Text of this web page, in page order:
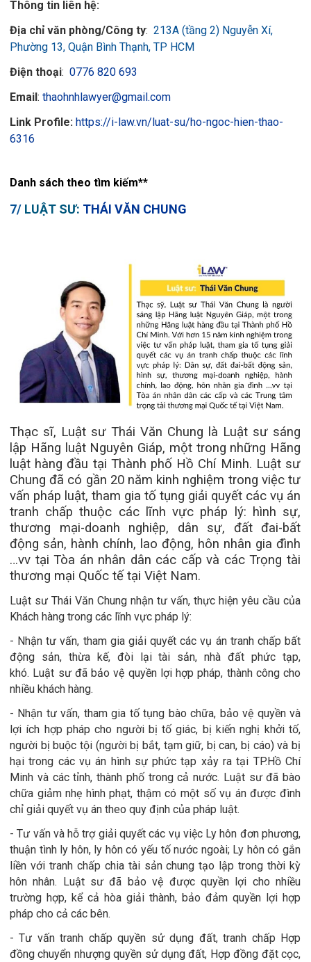
Thông tin liên hệ:
Địa chỉ văn phòng/Công ty: 213A (tầng 2) Nguyễn Xí,
Phường 13, Quận Bình Thạnh, TP HCM
Điện thoại: 0776 820 693
Email: thaohnhlawyer@gmail.com
Link Profile: https://i-law.vn/luat-su/ho-ngoc-hien-thao-
6316
Danh sách theo tìm kiếm**
7/ LUẬT SƯ: THÁI VĂN CHUNG
Thạc sĩ, Luật sư Thái Văn Chung là Luật sư sáng
lập Hãng luật Nguyên Giáp, một trong những Hãng
luật hàng đầu tại Thành phố Hồ Chí Minh. Luật sư
Chung đã có gần 20 năm kinh nghiệm trong việc tư
vấn pháp luật, tham gia tố tụng giải quyết các vụ án
tranh chấp thuộc các lĩnh vực pháp lý: hình sự,
thương mại-doanh nghiệp, dân sự, đất đai-bất
động sản, hành chính, lao động, hôn nhân gia đình
…vv tại Tòa án nhân dân các cấp và các Trọng tài
thương mại Quốc tế tại Việt Nam.
Luật sư Thái Văn Chung nhận tư vấn, thực hiện yêu cầu của
Khách hàng trong các lĩnh vực pháp lý:
- Nhận tư vấn, tham gia giải quyết các vụ án tranh chấp bất
động sản, thừa kế, đòi lại tài sản, nhà đất phức tạp,
khó. Luật sư đã bảo vệ quyền lợi hợp pháp, thành công cho
nhiều khách hàng.
- Nhận tư vấn, tham gia tố tụng bào chữa, bảo vệ quyền và
lợi ích hợp pháp cho người bị tố giác, bị kiến nghị khởi tố,
người bị buộc tội (người bị bắt, tạm giữ, bị can, bị cáo) và bị
hại trong các vụ án hình sự phức tạp xảy ra tại TP.Hồ Chí
Minh và các tỉnh, thành phố trong cả nước. Luật sư đã bào
chữa giảm nhẹ hình phạt, thậm có một số vụ án được đình
chỉ giải quyết vụ án theo quy định của pháp luật.
- Tư vấn và hỗ trợ giải quyết các vụ việc Ly hôn đơn phương,
thuận tình ly hôn, ly hôn có yếu tố nước ngoài; Ly hôn có gắn
liền với tranh chấp chia tài sản chung tạo lập trong thời kỳ
hôn nhân. Luật sư đã bảo vệ được quyền lợi cho nhiều
trường hợp, kể cả hòa giải thành, bảo đảm quyền lợi hợp
pháp cho cả các bên.
- Tư vấn tranh chấp quyền sử dụng đất, tranh chấp Hợp
đồng chuyển nhượng quyền sử dụng đất, Hợp đồng đặt cọc,